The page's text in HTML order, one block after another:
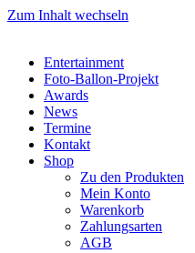
Zum Inhalt wechseln
Entertainment
Foto-Ballon-Projekt
Awards
News
Termine
Kontakt
Shop
Zu den Produkten
Mein Konto
Warenkorb
Zahlungsarten
AGB